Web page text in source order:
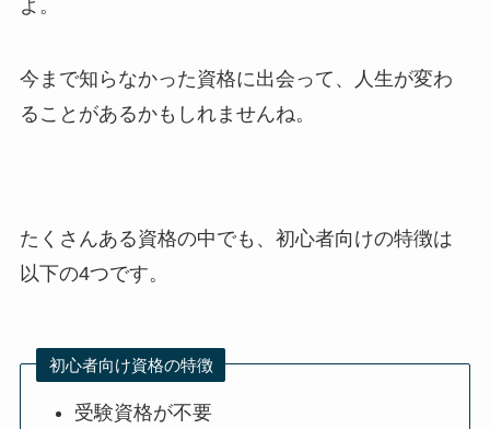
よ。
今まで知らなかった資格に出会って、人生が変わ
ることがあるかもしれませんね。
たくさんある資格の中でも、初心者向けの特徴は
以下の4つです。
初心者向け資格の特徴
受験資格が不要